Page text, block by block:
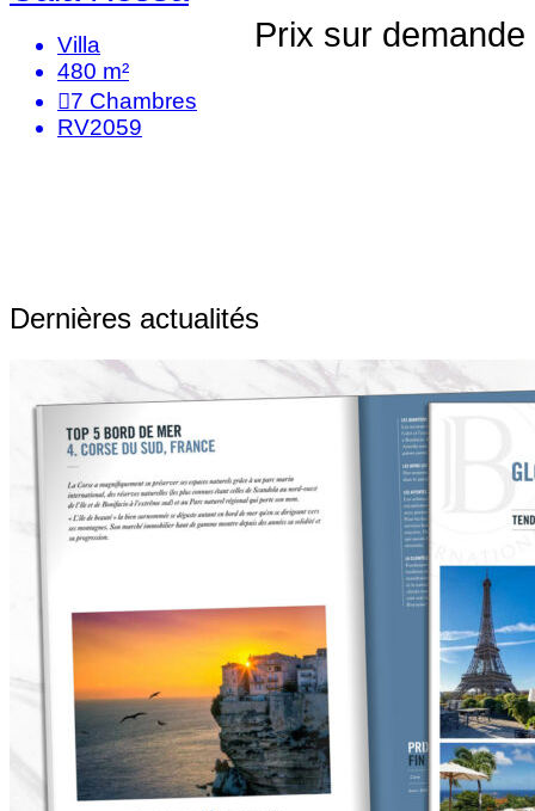
Prix sur demande
Villa
480 m²
7 Chambres
RV2059
Dernières actualités